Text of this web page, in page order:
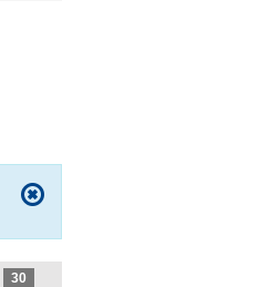
30